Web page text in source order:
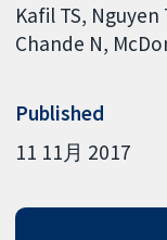
Kafil TS Nguyen
Chande N
Published
11 11月 2017